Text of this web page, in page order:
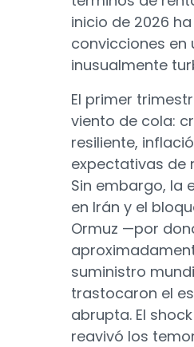
inicio de 2026
convicciones
inusualmente
El primer
viento de cola:
resiliente,
expectativas de
Sin embargo, la
en Irán y el
Ormuz —por
suministro
trastocaron el
abrupta. El
reavivó los